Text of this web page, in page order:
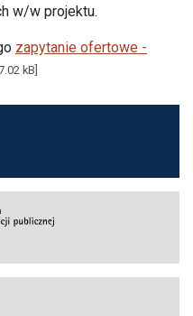
w/w projektu.
zapytanie ofertowe -
kB]